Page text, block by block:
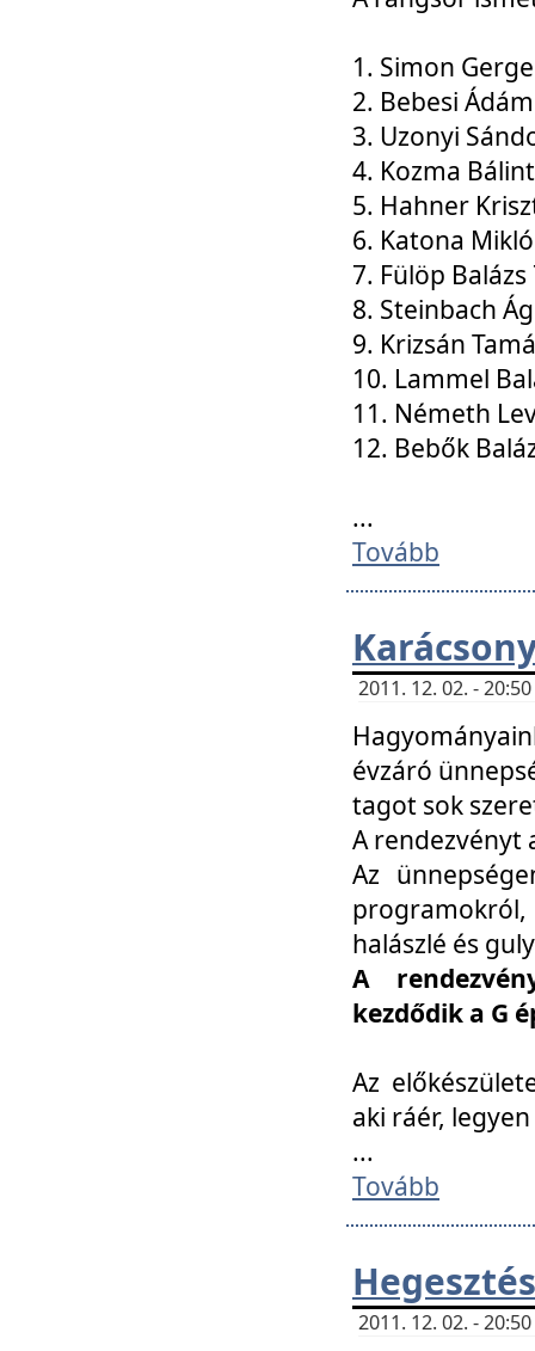
1. Simon
2. Bebesi
3. Uzonyi
4. Kozma
5. Hahner
6. Katona
7. Fülöp
8. Steinbach
9. Krizsán
10. Lammel
11. Németh
12. Bebők
...
Tovább
2011. 12. 02. -
évzáró
tagot sok
A rendezvényt
Az
halászlé és
A
kezdődik a G
Az
aki ráér,
...
Tovább
2011. 12. 02. -